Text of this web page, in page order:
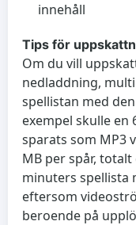
innehåll
Tips för
Om du vill
nedladdning,
spellistan med
exempel skulle en
sparats som MP3
MB per spår, totalt
minuters spellista
eftersom
beroende på